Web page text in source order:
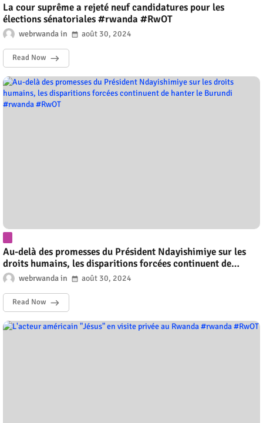
La cour suprême a rejeté neuf candidatures pour les
élections sénatoriales #rwanda #RwOT
webrwanda août 30, 2024
Read Now
Au-delà des promesses du Président Ndayishimiye sur les
droits humains, les disparitions forcées continuent de
hanter le Burundi #rwanda #RwOT
webrwanda août 30, 2024
Read Now